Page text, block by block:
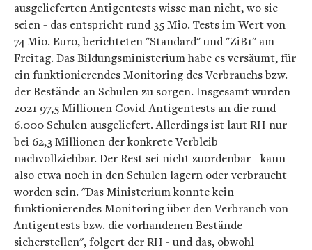
ausgelieferten Antigentests wisse man nicht, wo sie
seien - das entspricht rund 35 Mio. Tests im Wert von
74 Mio. Euro, berichteten "Standard" und "ZiB1" am
Freitag. Das Bildungsministerium habe es versäumt, für
ein funktionierendes Monitoring des Verbrauchs bzw.
der Bestände an Schulen zu sorgen. Insgesamt wurden
2021 97,5 Millionen Covid-Antigentests an die rund
6.000 Schulen ausgeliefert. Allerdings ist laut RH nur
bei 62,3 Millionen der konkrete Verbleib
nachvollziehbar. Der Rest sei nicht zuordenbar - kann
also etwa noch in den Schulen lagern oder verbraucht
worden sein. "Das Ministerium konnte kein
funktionierendes Monitoring über den Verbrauch von
Antigentests bzw. die vorhandenen Bestände
sicherstellen", folgert der RH - und das, obwohl